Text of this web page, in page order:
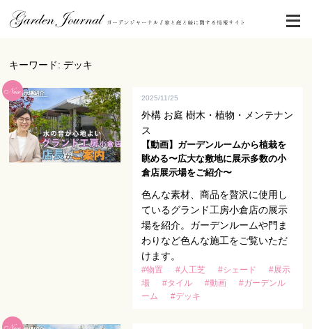
キーワード: デッキ
2025/11/25
外構 お庭 樹木・植物・メンテナン
ス
【動画】ガーデンルームから植栽を
眺める〜広大な敷地に展示多数の小
倉店展示場をご紹介〜
色んな素材、商品を贅沢に使用し
ているグランド工房小倉店の展示
場を紹介。ガーデンルームや門ま
わりなど色んな施工をご覧いただ
けます。
#物置 #人工芝 #シェード
#展示
場
#タイル #動画
#ガーデンル
ーム
#デッキ